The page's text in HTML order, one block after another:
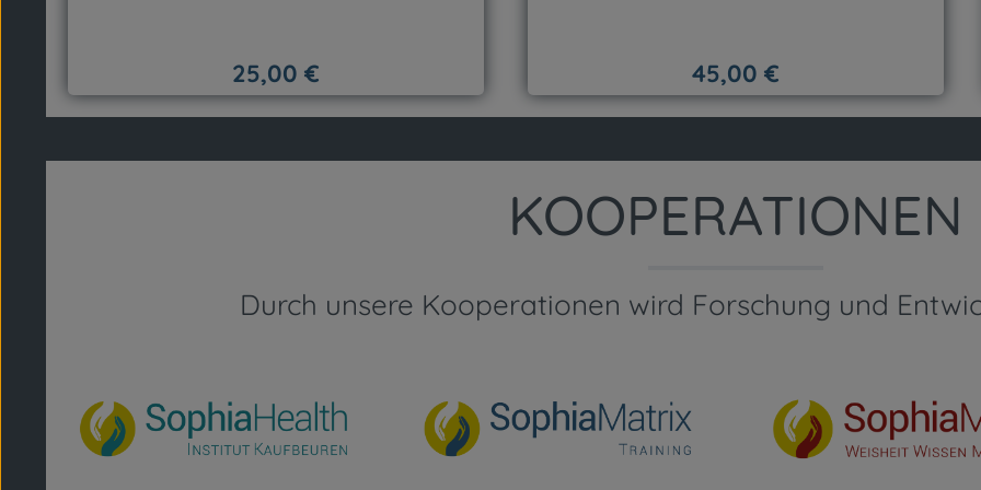
Regulärer Preis:
25,00 € Regulärer Preis:
45,00 €
KOOPERATIONEN
Durch unsere Kooperationen wird Forschung und